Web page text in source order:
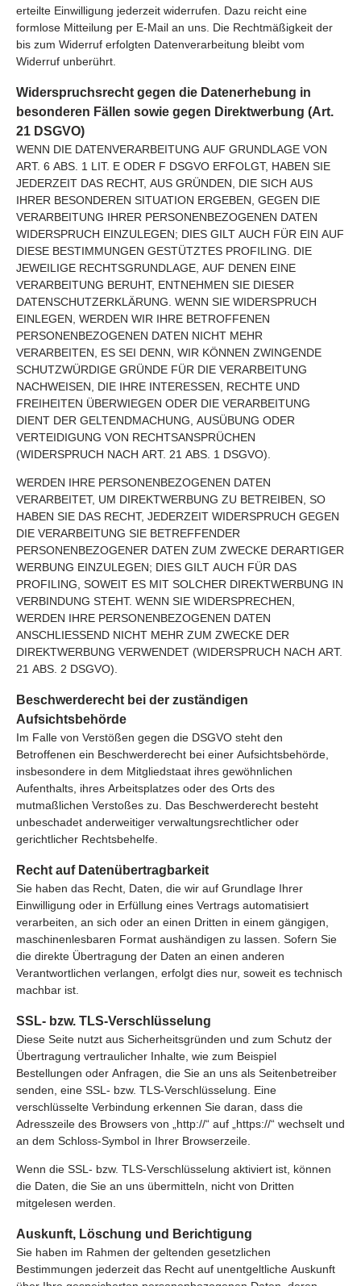
erteilte Einwilligung jederzeit widerrufen. Dazu reicht eine
formlose Mitteilung per E-Mail an uns. Die Rechtmäßigkeit der
bis zum Widerruf erfolgten Datenverarbeitung bleibt vom
Widerruf unberührt.
Widerspruchsrecht gegen die Datenerhebung in
besonderen Fällen sowie gegen Direktwerbung (Art.
21 DSGVO)
WENN DIE DATENVERARBEITUNG AUF GRUNDLAGE VON
ART. 6 ABS. 1 LIT. E ODER F DSGVO ERFOLGT, HABEN SIE
JEDERZEIT DAS RECHT, AUS GRÜNDEN, DIE SICH AUS
IHRER BESONDEREN SITUATION ERGEBEN, GEGEN DIE
VERARBEITUNG IHRER PERSONENBEZOGENEN DATEN
WIDERSPRUCH EINZULEGEN; DIES GILT AUCH FÜR EIN AUF
DIESE BESTIMMUNGEN GESTÜTZTES PROFILING. DIE
JEWEILIGE RECHTSGRUNDLAGE, AUF DENEN EINE
VERARBEITUNG BERUHT, ENTNEHMEN SIE DIESER
DATENSCHUTZERKLÄRUNG. WENN SIE WIDERSPRUCH
EINLEGEN, WERDEN WIR IHRE BETROFFENEN
PERSONENBEZOGENEN DATEN NICHT MEHR
VERARBEITEN, ES SEI DENN, WIR KÖNNEN ZWINGENDE
SCHUTZWÜRDIGE GRÜNDE FÜR DIE VERARBEITUNG
NACHWEISEN, DIE IHRE INTERESSEN, RECHTE UND
FREIHEITEN ÜBERWIEGEN ODER DIE VERARBEITUNG
DIENT DER GELTENDMACHUNG, AUSÜBUNG ODER
VERTEIDIGUNG VON RECHTSANSPRÜCHEN
(WIDERSPRUCH NACH ART. 21 ABS. 1 DSGVO).
WERDEN IHRE PERSONENBEZOGENEN DATEN
VERARBEITET, UM DIREKTWERBUNG ZU BETREIBEN, SO
HABEN SIE DAS RECHT, JEDERZEIT WIDERSPRUCH GEGEN
DIE VERARBEITUNG SIE BETREFFENDER
PERSONENBEZOGENER DATEN ZUM ZWECKE DERARTIGER
WERBUNG EINZULEGEN; DIES GILT AUCH FÜR DAS
PROFILING, SOWEIT ES MIT SOLCHER DIREKTWERBUNG IN
VERBINDUNG STEHT. WENN SIE WIDERSPRECHEN,
WERDEN IHRE PERSONENBEZOGENEN DATEN
ANSCHLIESSEND NICHT MEHR ZUM ZWECKE DER
DIREKTWERBUNG VERWENDET (WIDERSPRUCH NACH ART.
21 ABS. 2 DSGVO).
Beschwerderecht bei der zuständigen
Aufsichtsbehörde
Im Falle von Verstößen gegen die DSGVO steht den
Betroffenen ein Beschwerderecht bei einer Aufsichtsbehörde,
insbesondere in dem Mitgliedstaat ihres gewöhnlichen
Aufenthalts, ihres Arbeitsplatzes oder des Orts des
mutmaßlichen Verstoßes zu. Das Beschwerderecht besteht
unbeschadet anderweitiger verwaltungsrechtlicher oder
gerichtlicher Rechtsbehelfe.
Recht auf Datenübertragbarkeit
Sie haben das Recht, Daten, die wir auf Grundlage Ihrer
Einwilligung oder in Erfüllung eines Vertrags automatisiert
verarbeiten, an sich oder an einen Dritten in einem gängigen,
maschinenlesbaren Format aushändigen zu lassen. Sofern Sie
die direkte Übertragung der Daten an einen anderen
Verantwortlichen verlangen, erfolgt dies nur, soweit es technisch
machbar ist.
SSL- bzw. TLS-Verschlüsselung
Diese Seite nutzt aus Sicherheitsgründen und zum Schutz der
Übertragung vertraulicher Inhalte, wie zum Beispiel
Bestellungen oder Anfragen, die Sie an uns als Seitenbetreiber
senden, eine SSL- bzw. TLS-Verschlüsselung. Eine
verschlüsselte Verbindung erkennen Sie daran, dass die
Adresszeile des Browsers von „http://“ auf „https://“ wechselt und
an dem Schloss-Symbol in Ihrer Browserzeile.
Wenn die SSL- bzw. TLS-Verschlüsselung aktiviert ist, können
die Daten, die Sie an uns übermitteln, nicht von Dritten
mitgelesen werden.
Auskunft, Löschung und Berichtigung
Sie haben im Rahmen der geltenden gesetzlichen
Bestimmungen jederzeit das Recht auf unentgeltliche Auskunft